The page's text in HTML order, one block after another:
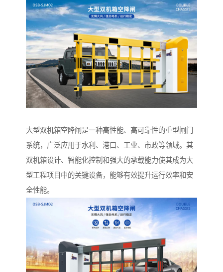
大型双机箱空降闸是一种高性能、高可靠性的重型闸门
系统，广泛应用于水利、港口、工业、市政等领域。其
双机箱设计、智能化控制和强大的承载能力使其成为大
型工程项目中的关键设备，能够有效提升运行效率和安
全性能。